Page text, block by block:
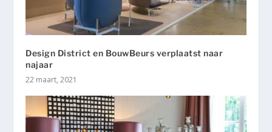
Design District en BouwBeurs verplaatst naar
najaar
22 maart, 2021